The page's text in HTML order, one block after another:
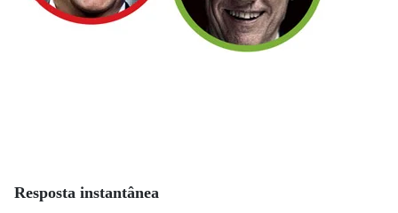
Resposta instantânea